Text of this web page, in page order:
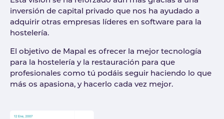
inversión de capital privado que nos ha ayudado a
adquirir otras empresas líderes en software para la
hostelería.
El objetivo de Mapal es ofrecer la mejor tecnología
para la hostelería y la restauración para que
profesionales como tú podáis seguir haciendo lo que
más os apasiona, y hacerlo cada vez mejor.